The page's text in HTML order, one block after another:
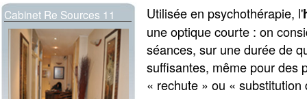
Cabinet Re Sources 11
Utilisée en psychothérapie, l'
une optique courte : on
séances, sur une durée de
suffisantes, même pour des
« rechute » ou « substitution